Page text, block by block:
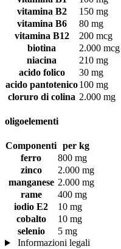
vitamina B2
150 mg
vitamina B6
80 mg
vitamina B12
200 mcg
biotina
2.000 mcg
niacina
210 mg
acido folico
30 mg
acido pantotenico100 mg
cloruro di colina 2.000 mg
oligoelementi
Componenti per kg
ferro
800 mg
zinco
2.000 mg
manganese 2.000 mg
rame
400 mg
iodio E2
10 mg
cobalto
10 mg
selenio
5 mg
Informazioni legali